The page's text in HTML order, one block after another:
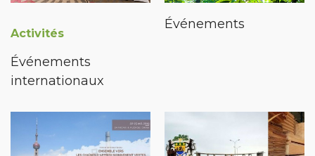
Activités
Événements
internationaux
Événements